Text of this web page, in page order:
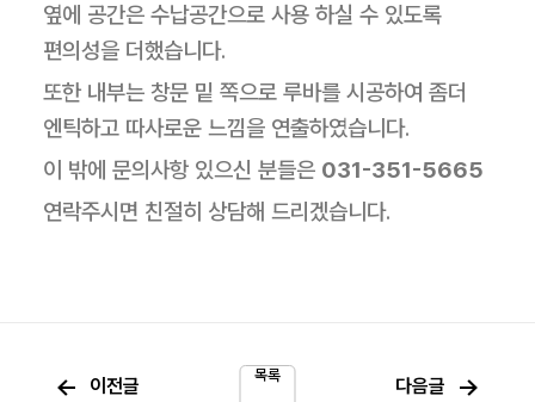
옆에 공간은 수납공간으로 사용 하실 수 있도록
편의성을 더했습니다.
또한 내부는 창문 밑 쪽으로 루바를 시공하여 좀더
엔틱하고 따사로운 느낌을 연출하였습니다.
이 밖에 문의사항 있으신 분들은 031-351-5665
연락주시면 친절히 상담해 드리겠습니다.
목록
← 이전글 다음글 →